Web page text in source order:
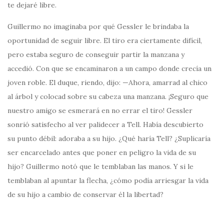
te dejaré libre.
Guillermo no imaginaba por qué Gessler le brindaba la
oportunidad de seguir libre. El tiro era ciertamente difícil,
pero estaba seguro de conseguir partir la manzana y
accedió. Con que se encaminaron a un campo donde crecía un
joven roble. El duque, riendo, dijo: —Ahora, amarrad al chico
al árbol y colocad sobre su cabeza una manzana. ¡Seguro que
nuestro amigo se esmerará en no errar el tiro! Gessler
sonrió satisfecho al ver palidecer a Tell. Había descubierto
su punto débil: adoraba a su hijo. ¿Qué haría Tell? ¿Suplicaría
ser encarcelado antes que poner en peligro la vida de su
hijo? Guillermo notó que le temblaban las manos. Y si le
temblaban al apuntar la flecha, ¿cómo podía arriesgar la vida
de su hijo a cambio de conservar él la libertad?